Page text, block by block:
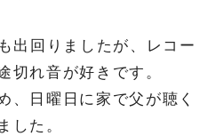
出回りましたが、レコー
切れ音が好きです。
、日曜日に家で父が聴く
した。